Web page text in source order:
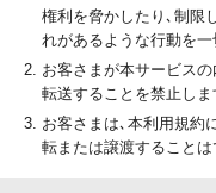
権利を脅かしたり､制限
れがあるような行動を
お客さまが本サービス
転送することを禁止しま
お客さまは､本利用規約
転または譲渡することは